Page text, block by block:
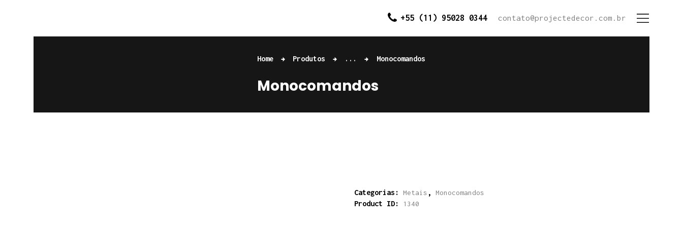
+55 (11) 95028 0344 contato@projectedecor.com.br
Home Produtos ... Monocomandos
Monocomandos
Quem somos
Produtos
Contato
Categorias: Metais , Monocomandos
Product ID: 1340